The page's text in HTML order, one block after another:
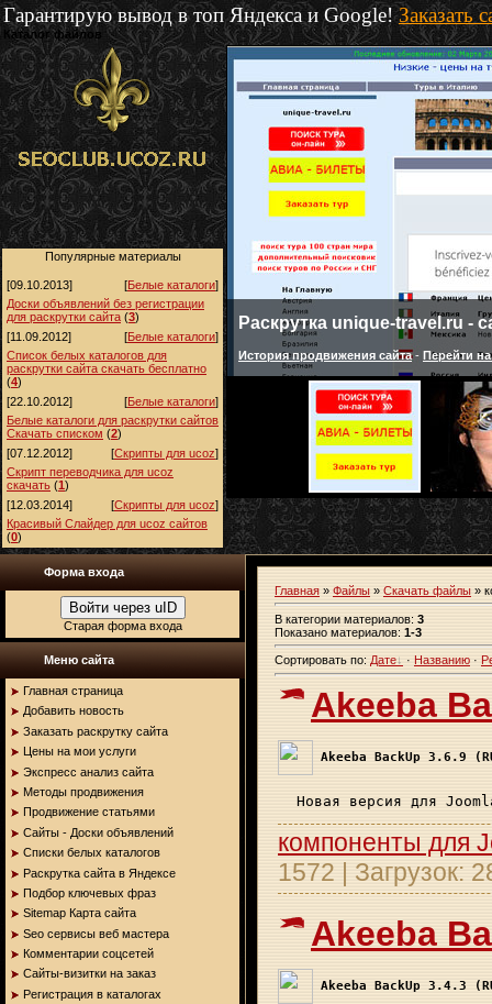
Гарантирую вывод в топ Яндекса и Google!Заказать
Каталог файлов
Раскрутка unique-travel.ru -
История продвижения сайта- Перейти
www.orlovsky-fun.ru - сайт
Поддержка и продвижение с августа 2012
Популярные материалы
[09.10.2013] [Белые каталоги]
Доски объявлений без регистрации
для раскрутки сайта (3)
[11.09.2012]
[Белые каталоги]
Список белых каталогов для
раскрутки сайта скачать бесплатно
(4)
[22.10.2012]
[Белые каталоги]
Белые каталоги для раскрутки сайтов
Скачать списком (2)
[07.12.2012]
[Скрипты для ucoz]
Скрипт переводчика для ucoz
скачать (1)
[12.03.2014]
[Скрипты для ucoz]
Красивый Слайдер для ucoz сайтов
(0)
Форма входа
Войти через uID
Старая форма входа
Меню сайта
Главная страница
Добавить новость
Заказать раскрутку сайта
Цены на мои услуги
Экспресс анализ сайта
Методы продвижения
Продвижение статьями
Сайты - Доски объявлений
Списки белых каталогов
Раскрутка сайта в Яндексе
Подбор ключевых фраз
Sitemap Карта сайта
Seo сервисы веб мастера
Комментарии соцсетей
Сайты-визитки на заказ
Регистрация в каталогах
Главная » Файлы » Скачать файлы »
В категории материалов: 3
Показано материалов: 1-3
Сортировать по: Дате · Названию ·
Akeeba
Akeeba BackUp 3.6.9
Новая версия для
компоненты для
1572
Загрузок:
Akeeba
Akeeba BackUp 3.4.3